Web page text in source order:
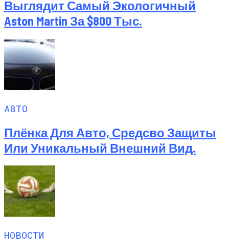
Выглядит Самый Экологичный
Aston Martin За $800 Тыс.
АВТО
Плёнка Для Авто, Средсво Защиты
Или Уникальный Внешний Вид.
НОВОСТИ